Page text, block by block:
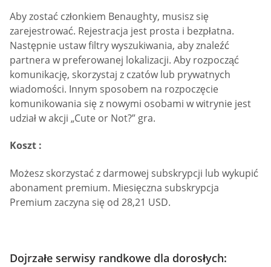
Aby zostać członkiem Benaughty, musisz się
zarejestrować. Rejestracja jest prosta i bezpłatna.
Następnie ustaw filtry wyszukiwania, aby znaleźć
partnera w preferowanej lokalizacji. Aby rozpocząć
komunikację, skorzystaj z czatów lub prywatnych
wiadomości. Innym sposobem na rozpoczęcie
komunikowania się z nowymi osobami w witrynie jest
udział w akcji „Cute or Not?” gra.
Koszt :
Możesz skorzystać z darmowej subskrypcji lub wykupić
abonament premium. Miesięczna subskrypcja
Premium zaczyna się od 28,21 USD.
Dojrzałe serwisy randkowe dla dorosłych: